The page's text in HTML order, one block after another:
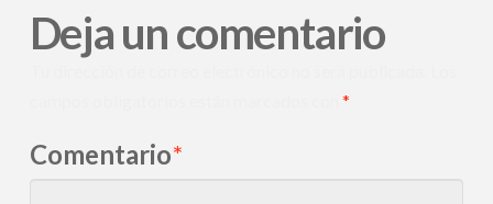
Deja un comentario
*
Comentario*